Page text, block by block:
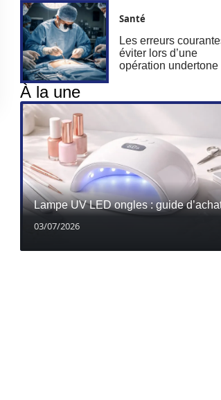
Santé
Les erreurs
éviter lors d’une
opération undertone
À la une
Lampe UV LED ongles : guide
03/07/2026